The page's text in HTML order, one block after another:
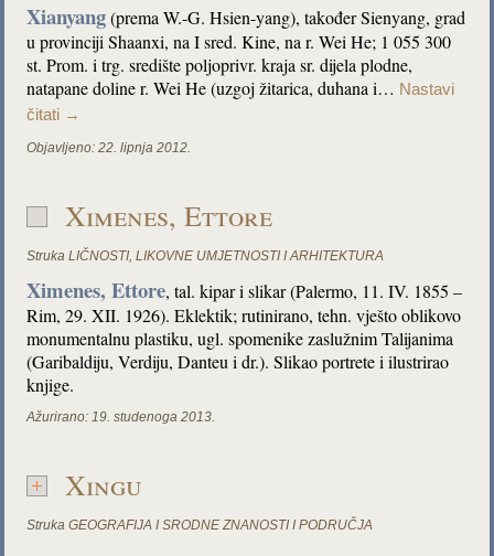
Xianyang(prema W.-G. Hsien-yang), također Sienyang, grad
u provinciji Shaanxi, na I sred. Kine, na r. Wei He; 1 055 300
st. Prom. i trg. središte poljoprivr. kraja sr. dijela plodne,
natapane doline r. Wei He (uzgoj žitarica, duhana i… Nastavi
čitati →
Objavljeno: 22. lipnja 2012.
Ximenes, Ettore
Struka LIČNOSTI,LIKOVNE UMJETNOSTI I ARHITEKTURA
Ximenes, Ettore, tal. kipar i slikar (Palermo, 11. IV. 1855 –
Rim, 29. XII. 1926). Eklektik; rutinirano, tehn. vješto oblikovo
monumentalnu plastiku, ugl. spomenike zaslužnim Talijanima
(Garibaldiju, Verdiju, Danteu i dr.). Slikao portrete i ilustrirao
knjige.
Ažurirano: 19. studenoga 2013.
Xingu
Struka GEOGRAFIJA I SRODNE ZNANOSTI I PODRUČJA